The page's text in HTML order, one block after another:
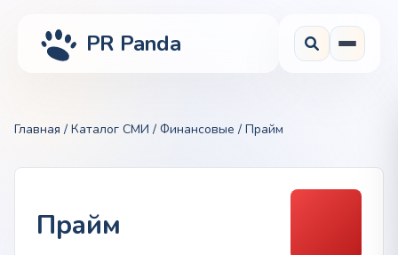
PR Panda
Главная / Каталог СМИ / Финансовые / Прайм
Прайм